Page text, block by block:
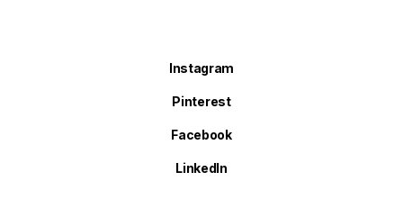
Instagram
Pinterest
Facebook
LinkedIn